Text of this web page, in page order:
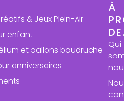
& Jeux Plein-Air
enfant
et ballons baudruche
anniversaires
À
Qui